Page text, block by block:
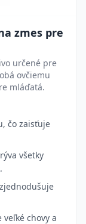
zmes pre
určené pre
ovčiemu
mláďatá.
čo zaisťuje
všetky
chovy a